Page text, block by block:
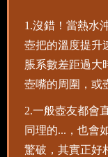
1.沒錯！當熱水
壺把的溫度提升
脹系數差距過大
壺嘴的周圍，或
2.一般壺友都會
同理的...，也會
驚破，其實正好